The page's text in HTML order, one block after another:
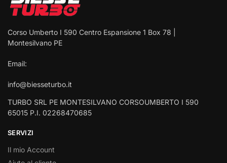
Corso Umberto I 590 Centro Espansione 1 Box 78 |
Montesilvano PE
Email:
info@biesseturbo.it
TURBO SRL PE MONTESILVANO CORSOUMBERTO I 590
65015 P.I. 02268470685
SERVIZI
Il mio Account